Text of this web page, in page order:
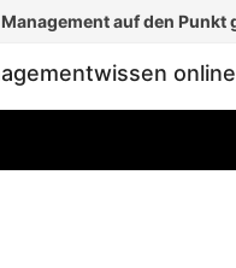
Management auf den Punkt
online